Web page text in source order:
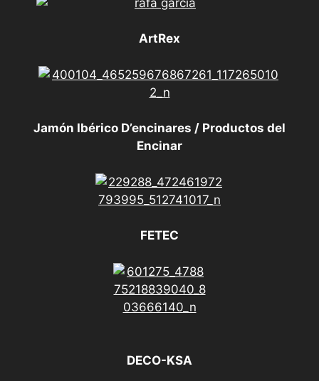
ArtRex
Jamón Ibérico D’encinares / Productos del
Encinar
FETEC
DECO-KSA